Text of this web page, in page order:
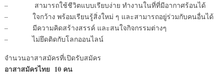
– สามารถใช้ชีวิตแบบเรียบง่าย ทำงานในที่ที่มีอากาศร้อนได้
– ใจกว้าง พร้อมเรียนรู้สิ่งใหม่ ๆ และสามารถอยู่ร่วมกับคนอื่นได้
– มีความคิดสร้างสรรค์ และสนใจกิจกรรมต่างๆ
– ไม่ยึดติดกับโลกออนไลน์
จำนวนอาสาสมัครที่เปิดรับสมัคร
อาสาสมัครไทย 10 คน